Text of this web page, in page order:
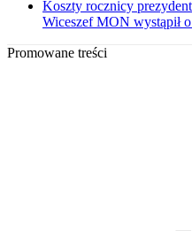
Koszty rocznicy
Wiceszef MON wystąpił
Promowane treści